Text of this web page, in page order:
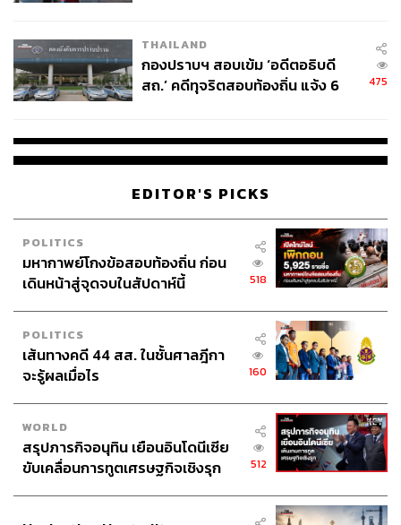
THAILAND
กองปราบฯ สอบเข้ม ‘อดีตอธิบดี
สถ.’ คดีทุจริตสอบท้องถิ่น แจ้ง 6
475
EDITOR'S PICKS
POLITICS
มหากาพย์โกงข้อสอบท้องถิ่น ก่อน
เดินหน้าสู่จุดจบในสัปดาห์นี้
518
POLITICS
เส้นทางคดี 44 สส. ในชั้นศาลฎีกา
จะรู้ผลเมื่อไร
160
WORLD
สรุปภารกิจอนุทิน เยือนอินโดนีเซีย
ขับเคลื่อนการทูตเศรษฐกิจเชิงรุก
512